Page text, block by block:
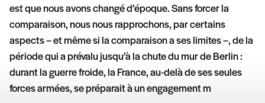
est que nous avons changé d’époque. Sans forcer la
comparaison, nous nous rapprochons, par certains
aspects – et même si la comparaison a ses limites –, de la
période qui a prévalu jusqu’à la chute du mur de Berlin :
durant la guerre froide, la France, au-delà de ses seules
forces armées, se préparait à un engagement m